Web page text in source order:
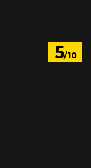
5/10